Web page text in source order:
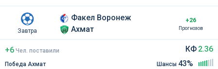
Завтра
Факел Воронеж
Ахмат
+26
Прогнозов
+6 Чел. поставили
Победа Ахмат
КФ 2.36
Шансы 43%